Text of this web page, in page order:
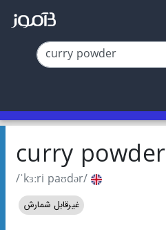
curry powder
/ˈkɜːri paʊdər/
غیرقابل شمارش